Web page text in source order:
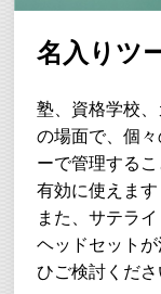
名入りツ
塾、資格学校、
の場面で、個
ーで管理する
有効に使えます
また、サテラ
ヘッドセット
ひご検討くださ